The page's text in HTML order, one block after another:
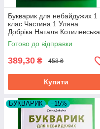
Букварик для небайдужих 1
клас Частина 1 Уляна
Добріка Наталя Котилевська
Видавництво Старого Лева
Готово до відправки
389,30 ₴ 458 ₴
Купити
БУКВАРИК –15%